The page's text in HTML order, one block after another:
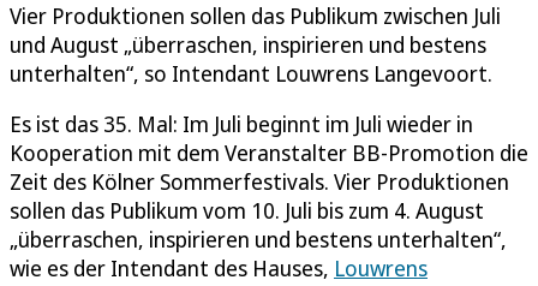
Vier Produktionen sollen das Publikum zwischen Juli
und August „überraschen, inspirieren und bestens
unterhalten“, so Intendant Louwrens Langevoort.
Es ist das 35. Mal: Im Juli beginnt im Juli wieder in
Kooperation mit dem Veranstalter BB-Promotion die
Zeit des Kölner Sommerfestivals. Vier Produktionen
sollen das Publikum vom 10. Juli bis zum 4. August
„überraschen, inspirieren und bestens unterhalten“,
wie es der Intendant des Hauses, Louwrens